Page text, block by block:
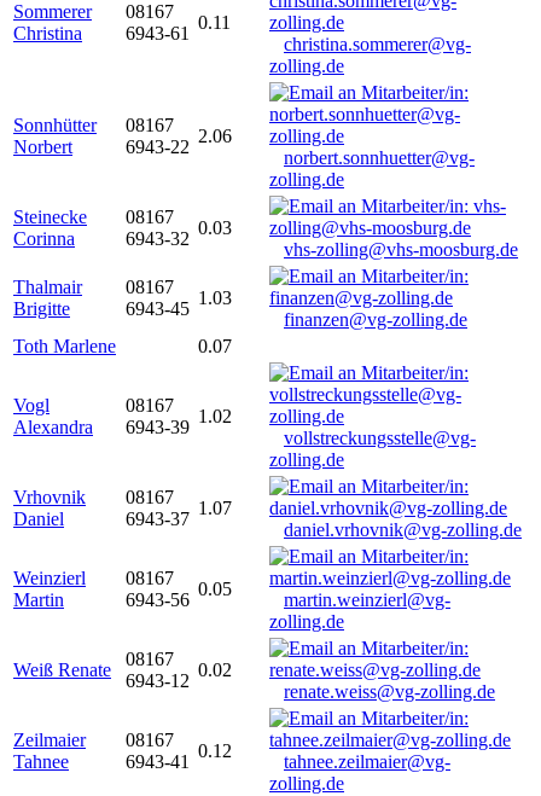
Sommerer
Christina
08167
6943-61
0.11
christina.sommerer@vg-
zolling.de
Sonnhütter
Norbert
08167
6943-22
2.06
norbert.sonnhuetter@vg-
zolling.de
Steinecke
Corinna
08167
6943-32
0.03
vhs-zolling@vhs-moosburg.de
Thalmair
Brigitte
08167
6943-45
1.03
finanzen@vg-zolling.de
Toth Marlene
0.07
Vogl
Alexandra
08167
6943-39
1.02
vollstreckungsstelle@vg-
zolling.de
Vrhovnik
Daniel
08167
6943-37
1.07
daniel.vrhovnik@vg-zolling.de
Weinzierl
Martin
08167
6943-56
0.05
martin.weinzierl@vg-
zolling.de
Weiß Renate
08167
6943-12
0.02
renate.weiss@vg-zolling.de
Zeilmaier
Tahnee
08167
6943-41
0.12
tahnee.zeilmaier@vg-
zolling.de